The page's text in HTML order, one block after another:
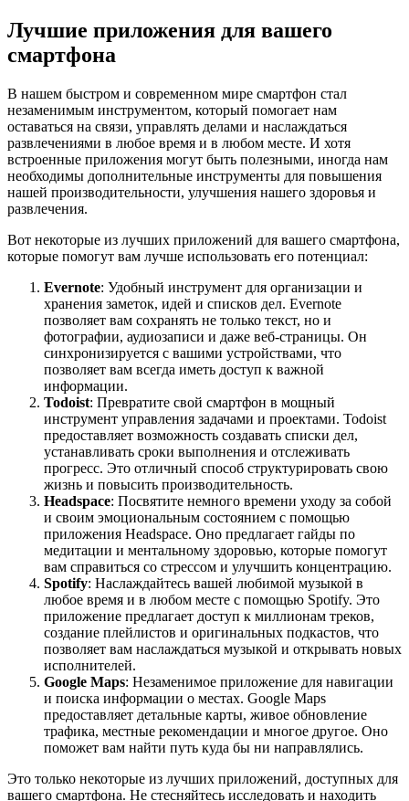
Лучшие приложения для вашего
смартфона
В нашем быстром и современном мире смартфон стал
незаменимым инструментом, который помогает нам
оставаться на связи, управлять делами и наслаждаться
развлечениями в любое время и в любом месте. И хотя
встроенные приложения могут быть полезными, иногда нам
необходимы дополнительные инструменты для повышения
нашей производительности, улучшения нашего здоровья и
развлечения.
Вот некоторые из лучших приложений для вашего смартфона,
которые помогут вам лучше использовать его потенциал:
Evernote: Удобный инструмент для организации и
хранения заметок, идей и списков дел. Evernote
позволяет вам сохранять не только текст, но и
фотографии, аудиозаписи и даже веб-страницы. Он
синхронизируется с вашими устройствами, что
позволяет вам всегда иметь доступ к важной
информации.
Todoist: Превратите свой смартфон в мощный
инструмент управления задачами и проектами. Todoist
предоставляет возможность создавать списки дел,
устанавливать сроки выполнения и отслеживать
прогресс. Это отличный способ структурировать свою
жизнь и повысить производительность.
Headspace: Посвятите немного времени уходу за собой
и своим эмоциональным состоянием с помощью
приложения Headspace. Оно предлагает гайды по
медитации и ментальному здоровью, которые помогут
вам справиться со стрессом и улучшить концентрацию.
Spotify: Наслаждайтесь вашей любимой музыкой в
любое время и в любом месте с помощью Spotify. Это
приложение предлагает доступ к миллионам треков,
создание плейлистов и оригинальных подкастов, что
позволяет вам наслаждаться музыкой и открывать новых
исполнителей.
Google Maps: Незаменимое приложение для навигации
и поиска информации о местах. Google Maps
предоставляет детальные карты, живое обновление
трафика, местные рекомендации и многое другое. Оно
поможет вам найти путь куда бы ни направлялись.
Это только некоторые из лучших приложений, доступных для
вашего смартфона. Не стесняйтесь исследовать и находить